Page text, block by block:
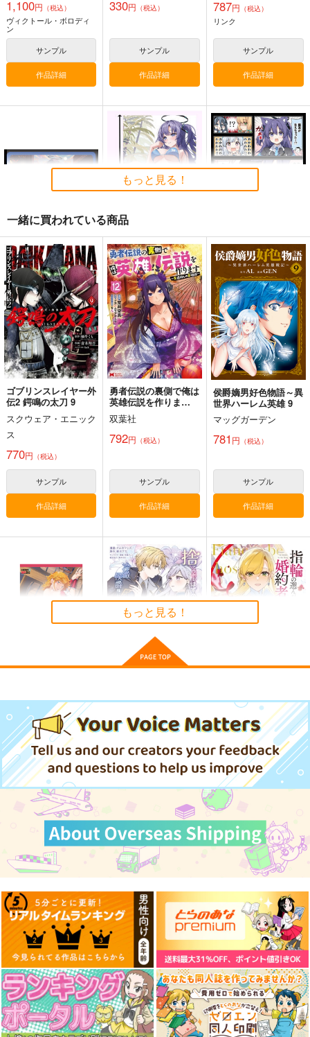
1,100円 （税込）
ヴィクトール・ボロディ
ン
サンプル
作品詳細
330円 （税込）
サンプル
作品詳細
787円 （税込）
リンク
サンプル
作品詳細
ユウカICステッカー1
Four Seasons
110円（税込）
早瀬ユウカ
サンプル
作品詳細
ユウカのソファ（過去
シェム）プレイマット
くわい屋
1,572円（税込）
早瀬ユウカ
サンプル
作品詳細
ユウカに恋は難しい！
メモリアル
RRR
1,870円（税込）
早瀬ユウカ
サンプル
作品詳細
RRR
880円（税込）
サンプル
もっと見る！
一緒に買われている商品
ゴブリンスレイヤー外
伝2 鍔鳴の太刀 9
スクウェア・エニック
ス
770円 （税込）
サンプル
作品詳細
勇者伝説の裏側で俺は
英雄伝説を作りま
す 王道殺しの英雄
譚 12
双葉社
792円 （税込）
サンプル
作品詳細
侯爵嫡男好色物語～異
世界ハーレム英雄 9
マッグガーデン
781 円 （税込）
サンプル
作品詳細
生描き下ろしB2タペ
ストリー（侯爵嫡男好
色物語 ～異世界ハー
レム英雄戦記～ 9）
マッグガーデン
1,705円 （税込）
サンプル
作品詳細
なのに冷徹侯爵様に溺
愛されています 1
KADOKAWA
836
サンプル
作品詳細
KADOKAWA
924円（税込）
サンプル
作品詳細
悪役の王女に転生した
けど、隠しキャラが隠
れてない。 11
ＴＯブックス
1,399円（税込）
出戻り〈元〉王女と一
途な騎士 1
Jパブリッシング
825円（税込）
出戻り〈元〉王女と一
途な騎士 2
Jパブリッシング
825 円（税込）
もっと見る！